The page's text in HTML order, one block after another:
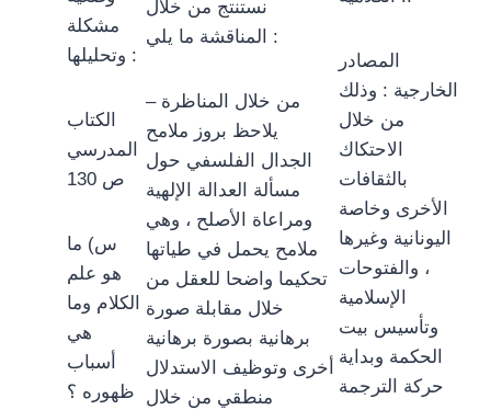
مشكلة
وتحليلها :
الكتاب
المدرسي
ص 130
س) ما
هو علم
الكلام وما
هي
أسباب
ظهوره ؟
نستنتج من خلال
المناقشة ما يلي :
– من خلال المناظرة
يلاحظ بروز ملامح
الجدال الفلسفي حول
مسألة العدالة الإلهية
ومراعاة الأصلح ، وهي
ملامح يحمل في طياتها
تحكيما واضحا للعقل من
خلال مقابلة صورة
برهانية بصورة برهانية
أخرى وتوظيف الاستدلال
منطقي من خلال
المصادر
الخارجية : وذلك
من خلال
الاحتكاك
بالثقافات
الأخرى وخاصة
اليونانية وغيرها
، والفتوحات
الإسلامية
وتأسيس بيت
الحكمة وبداية
حركة الترجمة